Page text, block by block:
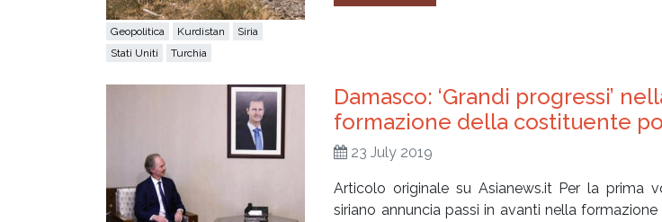
Geopolitica Kurdistan
Siria
Stati Uniti
Turchia
Damasco: ‘Grandi progressi’
formazione della costituente
23 July 2019
Articolo originale su Asianews.it Per la prima
siriano annuncia passi in avanti nella